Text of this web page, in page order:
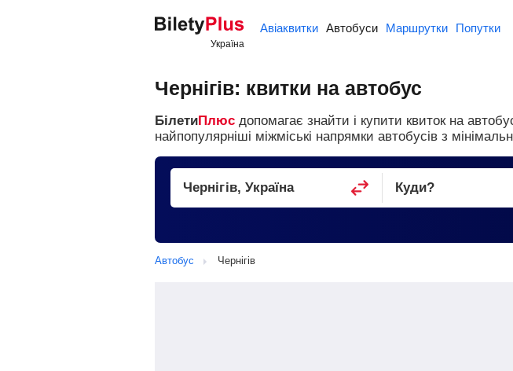
Авіаквитки Автобуси Маршрутки Попутки
Чернігів: квитки на автобус
БілетиПлюс допомагає знайти і купити квиток на
найпопулярніші міжміські напрямки автобусів з
Куди?
Автобус Чернігів